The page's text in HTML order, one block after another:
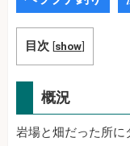
目次 [show]
概況
岩場と畑だった所に